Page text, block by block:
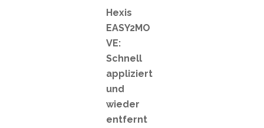
Hexis
EASY2MO
VE:
Schnell
appliziert
und
wieder
entfernt